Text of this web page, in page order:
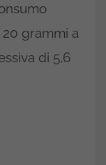
grammi a
di 5,6